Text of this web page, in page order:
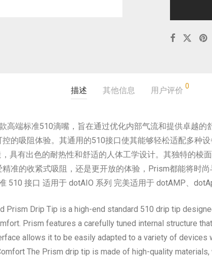
描述 其他信息 用户评价 0
高端标准510滴嘴，旨在通过优化内部气流和提供卓越
的吸阻体验。其通用的510接口使其能够轻松适配多种
具有出色的耐热性和舒适的人体工学设计。其独特的棱
准的收紧式吸阻，还是更开放的体验，Prism都能将时
510 接口 适用于 dotAIO 系列 完美适用于 dotAMP、
Prism Drip Tip is a high-end standard 510 drip tip
Prism features a carefully tuned internal structure
allows it to be easily adapted to a variety of devices
The Prism drip tip is made of high-quality